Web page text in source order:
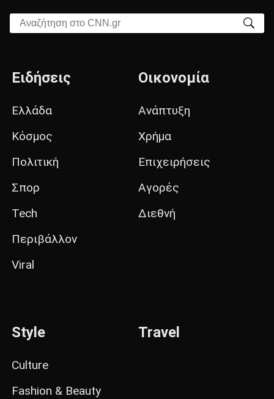
Αναζήτηση στο CNN.gr
Ειδήσεις
Ελλάδα
Κόσμος
Πολιτική
Σπορ
Tech
Περιβάλλον
Viral
Οικονομία
Ανάπτυξη
Χρήμα
Επιχειρήσεις
Αγορές
Διεθνή
Style
Culture
Fashion & Beauty
Travel